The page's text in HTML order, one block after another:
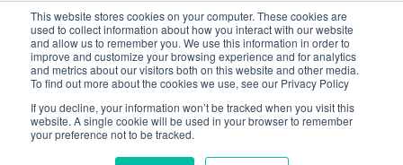
This website stores cookies on your computer. These cookies are
used to collect information about how you interact with our website
and allow us to remember you. We use this information in order to
improve and customize your browsing experience and for analytics
and metrics about our visitors both on this website and other media.
To find out more about the cookies we use, see our Privacy Policy
If you decline, your information won’t be tracked when you visit this
website. A single cookie will be used in your browser to remember
your preference not to be tracked.
Copyright © 2026, Vigilance